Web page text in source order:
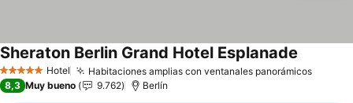
5 Estrellas Hotel Habitaciones amplias con ventanales panorámicosVer
Sheraton Berlin Grand Hotel Esplanade
8,3 Muy bueno 9.762 Berlín